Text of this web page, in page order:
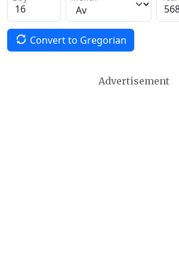
Convert to Gregorian
Advertisement